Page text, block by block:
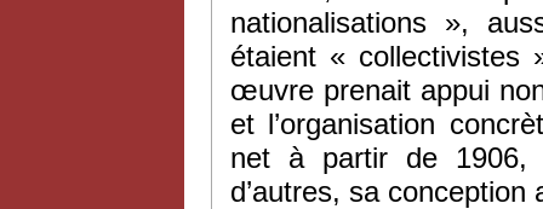
nationalisations »,
étaient «
œuvre prenait appui
et l’organisation
net à partir de 1906,
d’autres, sa